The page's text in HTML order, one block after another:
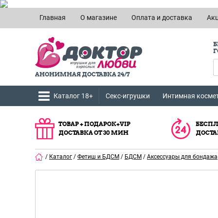
Главная О магазине Оплата и доставка
АНОНИМНАЯ ДОСТАВКА 24/7
Каталог 18+ Секс-игрушки Интимная
ТОВАР + ПОДАРОК+VIP
ДОСТАВКА ОТ 30 МИН
/ Каталог / Фетиш и БДСМ / БДСМ / Аксессуары для бондажа